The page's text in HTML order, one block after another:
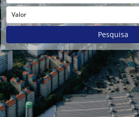
Valor
Pesquisa